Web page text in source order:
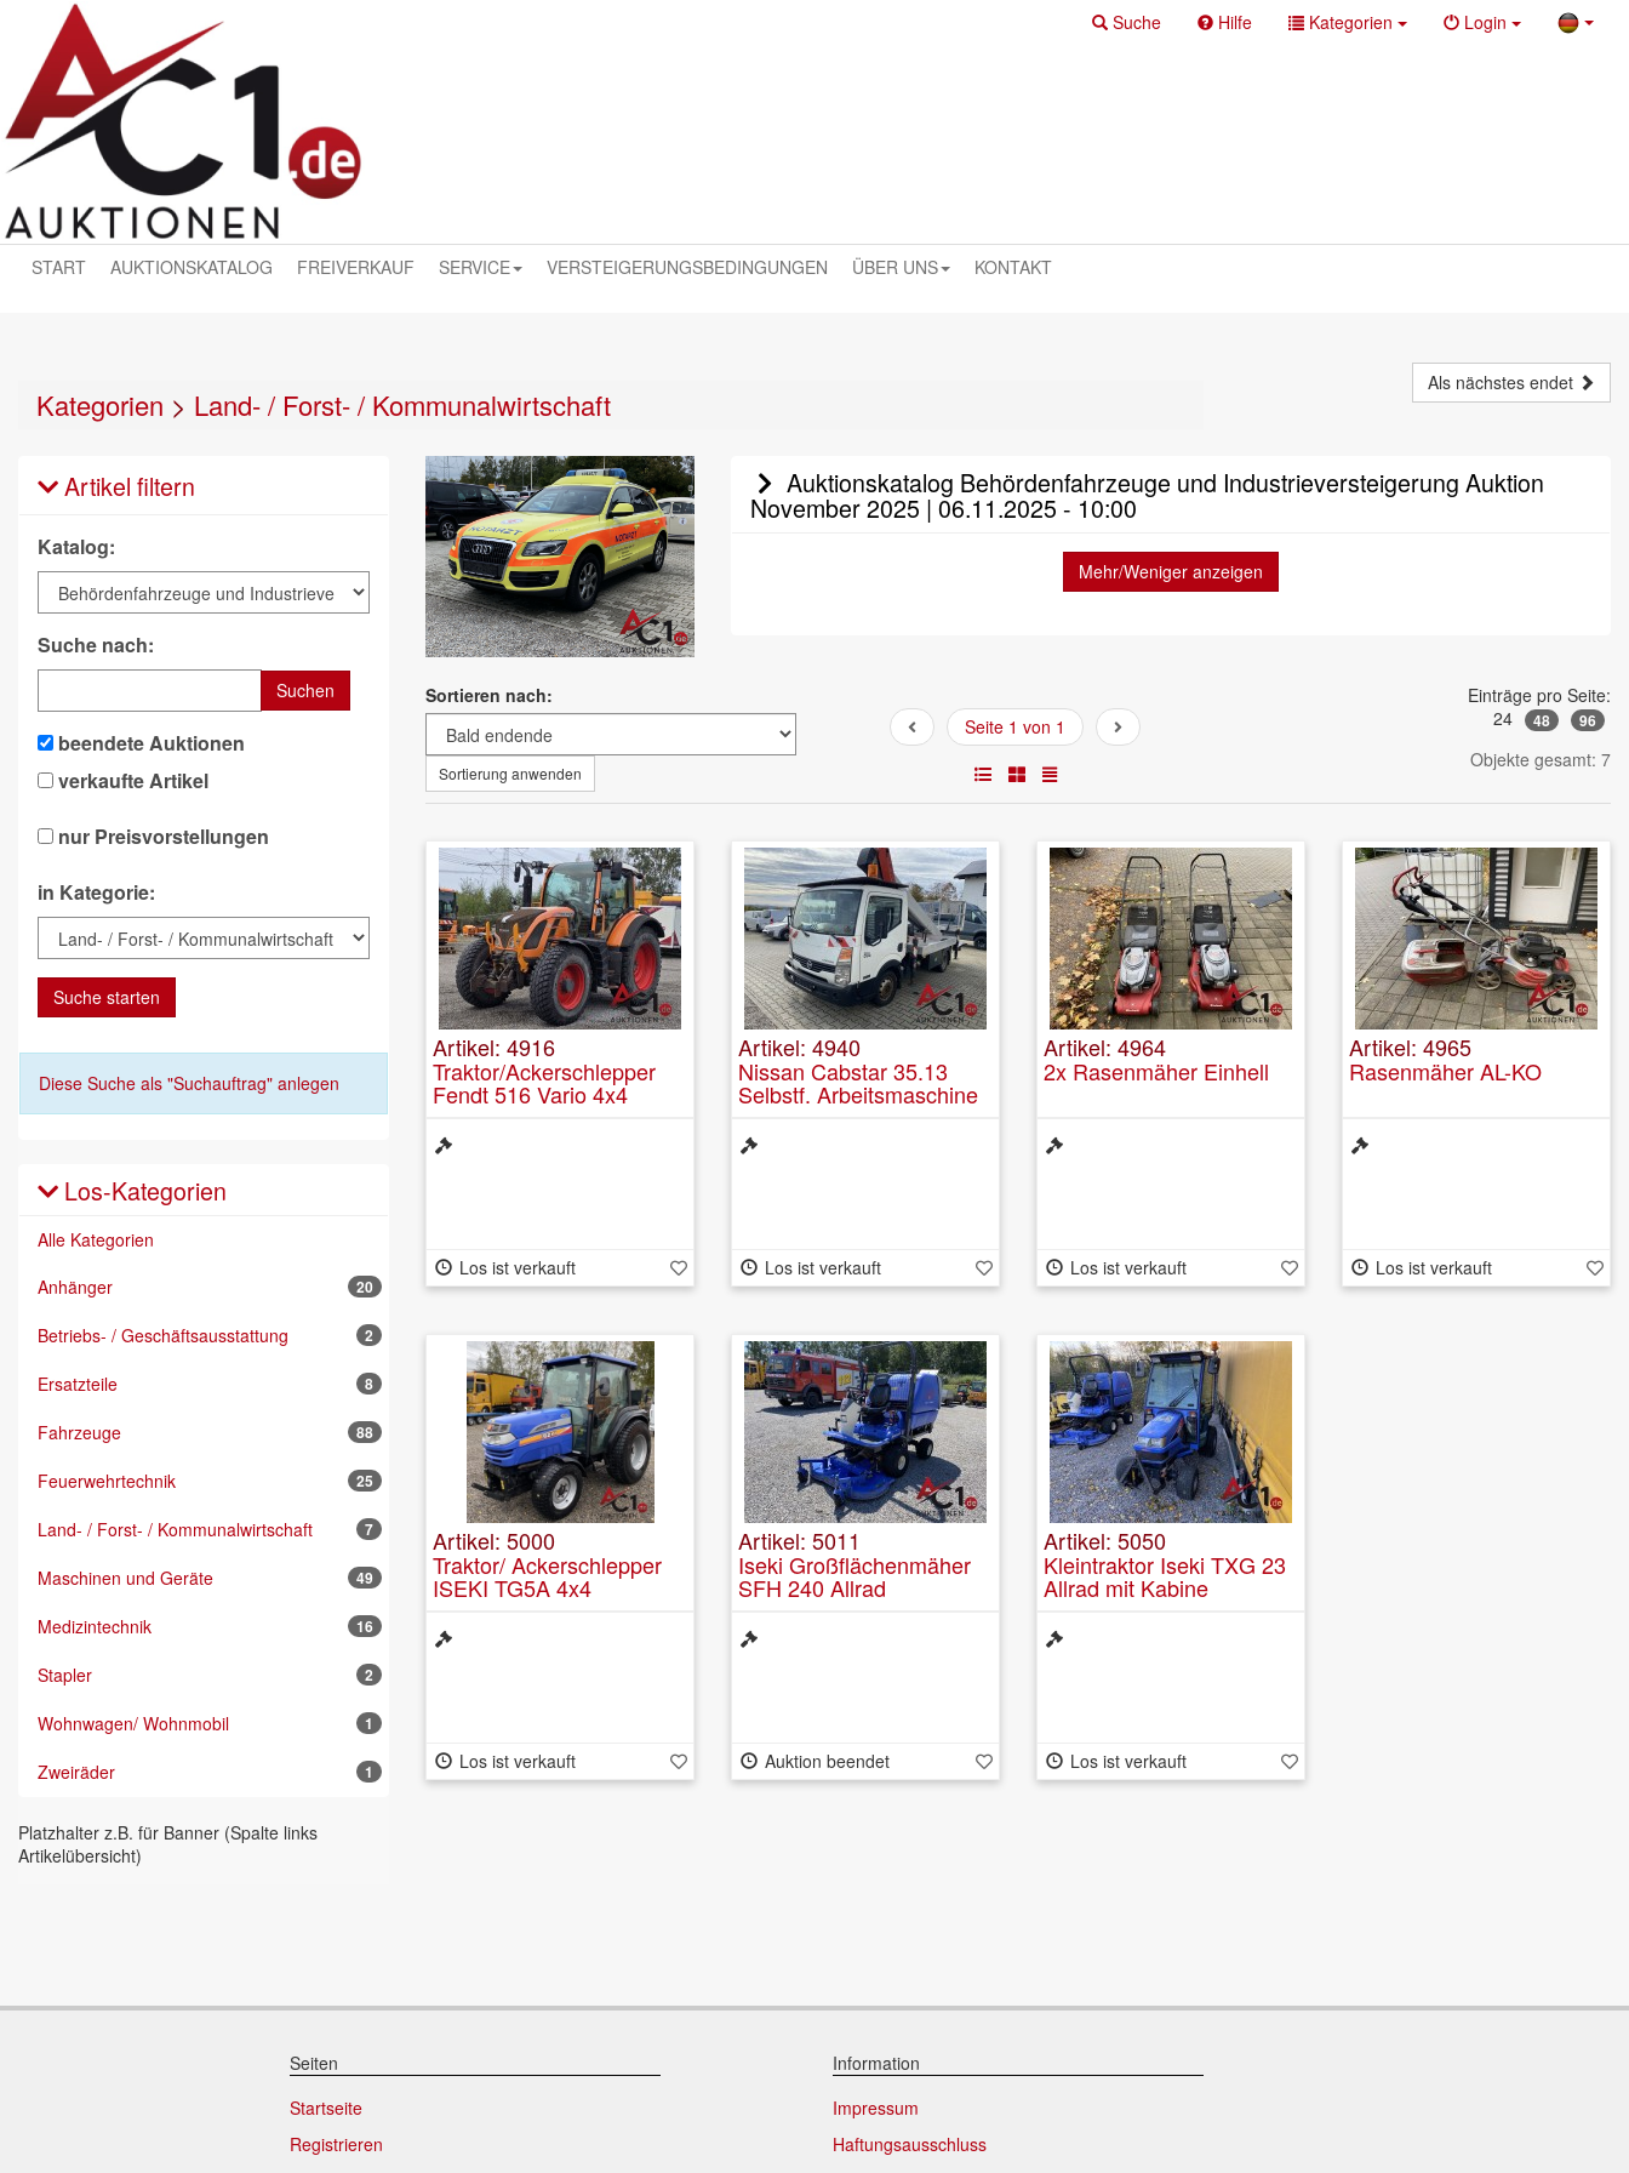
Suche Hilfe Kategorien Login
START AUKTIONSKATALOG FREIVERKAUF SERVICE VERSTEIGERUNGSBEDINGUNGEN ÜBER UNS KONTAKT
Kategorien > Land- / Forst- / Kommunalwirtschaft
Als nächstes endet
Artikel filtern
Katalog:
Suche nach:
Suchen
beendete Auktionen
verkaufte Artikel
nur Preisvorstellungen
in Kategorie:
Suche starten
Diese Suche als "Suchauftrag" anlegen
Los-Kategorien
Alle Kategorien
Anhänger
20
Betriebs- / Geschäftsausstattung 2
Ersatzteile 8
Fahrzeuge 88
Feuerwehrtechnik 25
Land- / Forst- / Kommunalwirtschaft 7
Maschinen und Geräte 49
Medizintechnik 16
Stapler 2
Wohnwagen/ Wohnmobil 1
Zweiräder 1
Platzhalter z.B. für Banner (Spalte links
Artikelübersicht)
Auktionskatalog Behördenfahrzeuge und Industrieversteigerung Auktion
November 2025 | 06.11.2025 - 10:00
Mehr/Weniger anzeigen
Sortieren nach:
Sortierung anwenden
Seite 1 von 1
Einträge pro Seite:
24
48 96
Objekte gesamt: 7
Artikel: 4916
Traktor/Ackerschlepper
Fendt 516 Vario 4x4
Los ist verkauft
Artikel: 4940
Nissan Cabstar 35.13
Selbstf. Arbeitsmaschine
P220 B 22m AH 3.5t
Los ist verkauft
Artikel: 4964
2x Rasenmäher Einhell
Los ist verkauft
Artikel: 4965
Rasenmäher AL-KO
Los ist verkauft
Artikel: 5000
Traktor/ Ackerschlepper
ISEKI TG5A 4x4
Los ist verkauft
Artikel: 5011
Iseki Großflächenmäher
SFH 240 Allrad
Auktion beendet
Artikel: 5050
Kleintraktor Iseki TXG 23
Allrad mit Kabine
Los ist verkauft
Seiten
Startseite
Registrieren
Information
Impressum
Haftungsausschluss